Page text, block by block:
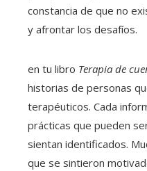
constancia de que no
y afrontar los desafíos.
en tu libro Terapia de
historias de personas
terapéuticos. Cada
prácticas que pueden
sientan identificados.
que se sintieron